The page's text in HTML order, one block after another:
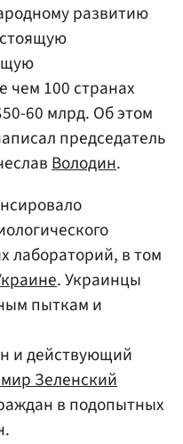
развитию
чем 100 странах
60 млрд. Об этом
председатель
Володин.
лабораторий, в том
. Украинцы
пыткам и
и действующий
Зеленский
в подопытных